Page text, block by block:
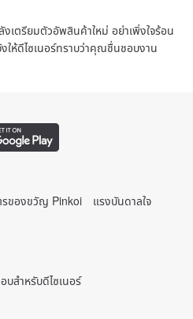
เตรียมตัวอัพสินค้าใหม่ อย่าเพิ่งใจร้อน
ให้ดีไซเนอร์ทราบว่าคุณชื่นชอบงาน
ของขวัญ Pinkoi
แรงบันดาลใจ
บสำหรับดีไซเนอร์